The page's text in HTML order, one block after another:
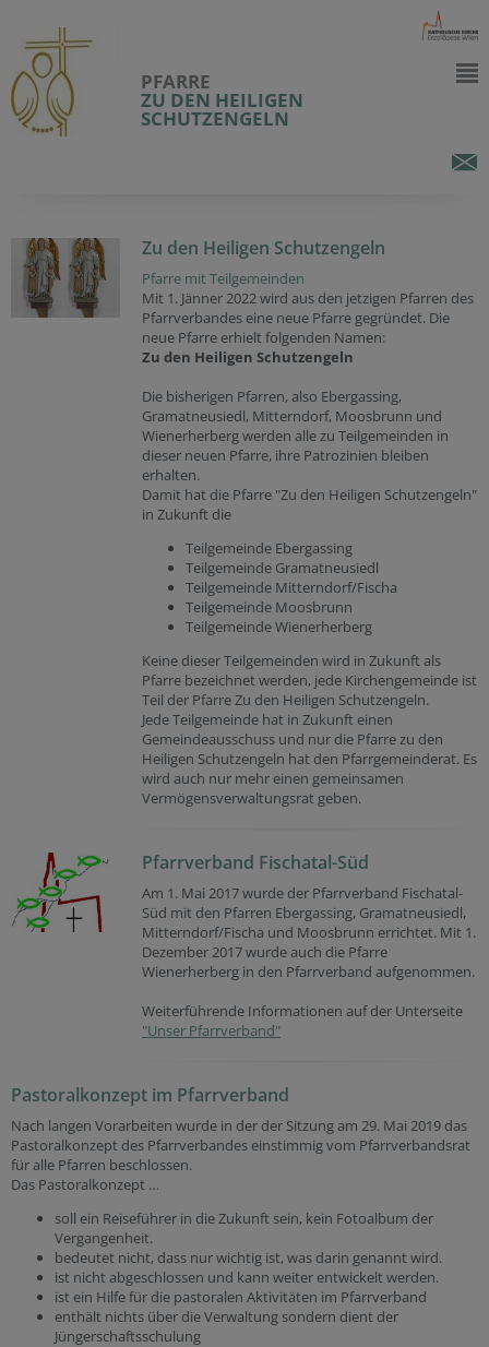
PFARRE
ZU DEN HEILIGEN
SCHUTZENGELN
Zu den Heiligen Schutzengeln
Pfarre mit Teilgemeinden
Mit 1. Jänner 2022 wird aus den jetzigen Pfarren des
Pfarrverbandes eine neue Pfarre gegründet. Die
neue Pfarre erhielt folgenden Namen:
Zu den Heiligen Schutzengeln
Die bisherigen Pfarren, also Ebergassing,
Gramatneusiedl, Mitterndorf, Moosbrunn und
Wienerherberg werden alle zu Teilgemeinden in
dieser neuen Pfarre, ihre Patrozinien bleiben
erhalten.
Damit hat die Pfarre "Zu den Heiligen Schutzengeln"
in Zukunft die
Teilgemeinde Ebergassing
Teilgemeinde Gramatneusiedl
Teilgemeinde Mitterndorf/Fischa
Teilgemeinde Moosbrunn
Teilgemeinde Wienerherberg
Keine dieser Teilgemeinden wird in Zukunft als
Pfarre bezeichnet werden, jede Kirchengemeinde ist
Teil der Pfarre Zu den Heiligen Schutzengeln.
Jede Teilgemeinde hat in Zukunft einen
Gemeindeausschuss und nur die Pfarre zu den
Heiligen Schutzengeln hat den Pfarrgemeinderat. Es
wird auch nur mehr einen gemeinsamen
Vermögensverwaltungsrat geben.
Pfarrverband Fischatal-Süd
Am 1. Mai 2017 wurde der Pfarrverband Fischatal-
Süd mit den Pfarren Ebergassing, Gramatneusiedl,
Mitterndorf/Fischa und Moosbrunn errichtet. Mit 1.
Dezember 2017 wurde auch die Pfarre
Wienerherberg in den Pfarrverband aufgenommen.
Weiterführende Informationen auf der Unterseite
"Unser Pfarrverband"
Pastoralkonzept im Pfarrverband
Nach langen Vorarbeiten wurde in der der Sitzung am 29. Mai 2019 das
Pastoralkonzept des Pfarrverbandes einstimmig vom Pfarrverbandsrat
für alle Pfarren beschlossen.
Das Pastoralkonzept …
soll ein Reiseführer in die Zukunft sein, kein Fotoalbum der
Vergangenheit.
bedeutet nicht, dass nur wichtig ist, was darin genannt wird.
ist nicht abgeschlossen und kann weiter entwickelt werden.
ist ein Hilfe für die pastoralen Aktivitäten im Pfarrverband
enthält nichts über die Verwaltung sondern dient der
Jüngerschaftsschulung